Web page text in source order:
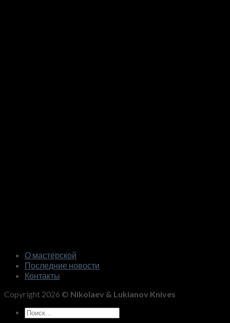
О мастерской
Последние новости
Контакты
Copyright 2026 © Nikolaev & Lukianov Knives
Искать: